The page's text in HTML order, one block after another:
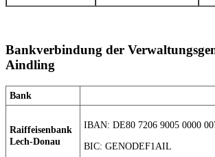
Bankverbindung der
Aindling
Bank
Raiffeisenbank
Lech-Donau
IBAN: DE80 7206 9005 0000
BIC: GENODEF1AIL